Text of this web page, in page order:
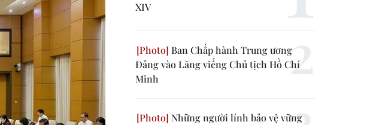
XIV
Ban Chấp hành Trung ương
Đảng vào Lăng viếng Chủ tịch Hồ Chí
Minh
Những người lính bảo vệ vững